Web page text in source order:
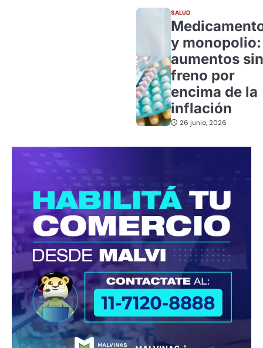
SALUD
y monopolio:
aumentos sin
freno por
encima de la
inflación
26 junio, 2026